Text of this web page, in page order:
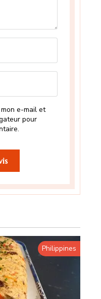
e-mail et
pour
Philippines